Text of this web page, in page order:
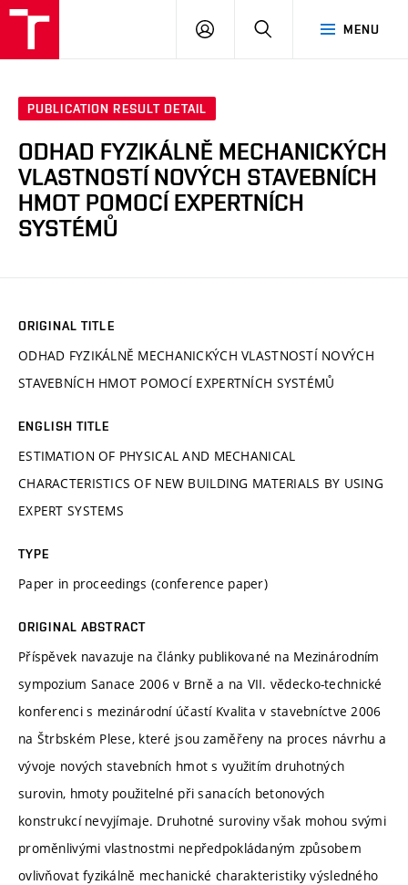
MENU
LOG
SEARCH
PUBLICATION RESULT DETAIL
ODHAD FYZIKÁLNĚ MECHANICKÝCH
VLASTNOSTÍ NOVÝCH STAVEBNÍCH
HMOT POMOCÍ EXPERTNÍCH
SYSTÉMŮ
ORIGINAL TITLE
ODHAD FYZIKÁLNĚ MECHANICKÝCH VLASTNOSTÍ NOVÝCH
STAVEBNÍCH HMOT POMOCÍ EXPERTNÍCH SYSTÉMŮ
ENGLISH TITLE
ESTIMATION OF PHYSICAL AND MECHANICAL
CHARACTERISTICS OF NEW BUILDING MATERIALS BY USING
EXPERT SYSTEMS
TYPE
Paper in proceedings (conference paper)
ORIGINAL ABSTRACT
Příspěvek navazuje na články publikované na Mezinárodním
sympozium Sanace 2006 v Brně a na VII. vědecko-technické
konferenci s mezinárodní účastí Kvalita v stavebníctve 2006
na Štrbském Plese, které jsou zaměřeny na proces návrhu a
vývoje nových stavebních hmot s využitím druhotných
surovin, hmoty použitelné při sanacích betonových
konstrukcí nevyjímaje. Druhotné suroviny však mohou svými
proměnlivými vlastnostmi nepředpokládaným způsobem
ovlivňovat fyzikálně mechanické charakteristiky výsledného